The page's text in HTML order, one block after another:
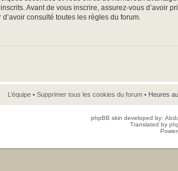
Avant de vous inscrire, assurez-vous d’avoir
consulté toutes les règles du forum.
L’équipe • Supprimer tous les cookies du forum • Heures
phpBB skin developed by:
Translated by